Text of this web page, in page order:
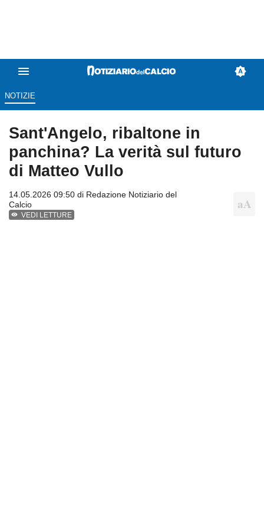
NOTIZIE
Sant'Angelo, ribaltone in
panchina? La verità sul futuro
di Matteo Vullo
14.05.2026 09:50 di Redazione Notiziario del
Calcio
VEDI LETTURE